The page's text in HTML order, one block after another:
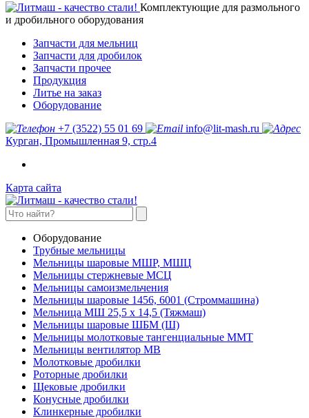
Комплектующие для размольного
и дробильного оборудования
Запчасти для мельниц
Запчасти для дробилок
Запчасти прочее
Продукция
Литье на заказ
Оборудование
+7 (3522) 55 01 69
info@lit-mash.ru
Курган, Промышленная 9, стр.4
Карта сайта
Оборудование
Трубные мельницы
Мельницы шаровые МШР, МШЦ
Мельницы стержневые МСЦ
Мельницы самоизмельчения
Мельницы шаровые 1456, 6001 (Строммашина)
Мельница МШ 25,5 х 14,5 (Тяжмаш)
Мельницы шаровые ШБМ (Ш)
Мельницы молотковые тангенциальные ММТ
Мельницы вентилятор МВ
Молотковые дробилки
Роторные дробилки
Щековые дробилки
Конусные дробилки
Клинкерные дробилки